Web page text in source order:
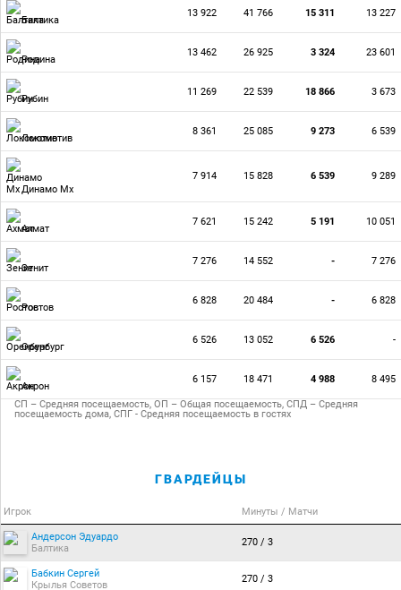
Балтика
13 922 41 766 15 311 13 227
Родина
13 462 26 925 3 324 23 601
Рубин
11 269 22 539 18 866 3 673
Локомотив
8 361 25 085 9 273 6 539
Динамо Мх
7 914 15 828 6 539 9 289
Ахмат
7 621 15 242 5 191 10 051
Зенит
7 276 14 552 - 7 276
Ростов
6 828 20 484 - 6 828
Оренбург
6 526 13 052 6 526 -
Акрон
6 157 18 471 4 988 8 495
СП – Средняя посещаемость, ОП – Общая посещаемость, СПД – Средняя
посещаемость дома, СПГ - Средняя посещаемость в гостях
ГВАРДЕЙЦЫ
Игрок Минуты / Матчи
Андерсон Эдуардо
Балтика
270 / 3
Бабкин Сергей
Крылья Советов
270 / 3